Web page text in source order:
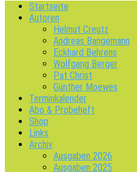
Startseite
Autoren
Helmut Creutz
Andreas Bangemann
Eckhard Behrens
Wolfgang Berger
Pat Christ
Günther Moewes
Terminkalender
Abo & Probeheft
Shop
Links
Archiv
Ausgaben 2026
Ausgaben 2025